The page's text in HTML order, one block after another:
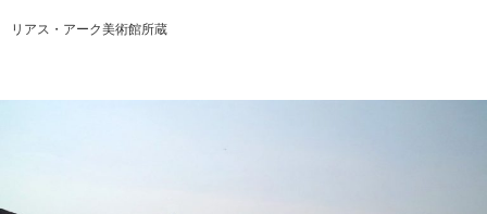
リアス・アーク美術館所蔵